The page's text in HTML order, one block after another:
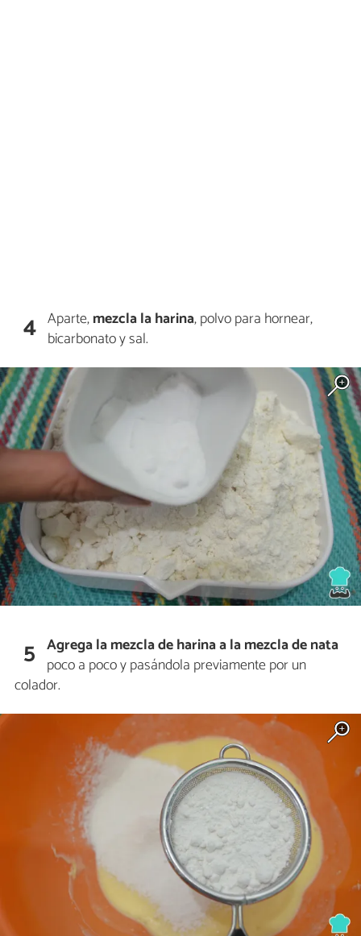
4 Aparte,mezcla laharina, polvo para hornear,
bicarbonato y sal.
5 Agrega la mezcla de harinaa la mezcla de nata
poco a poco y pasándola previamente por un
colador.